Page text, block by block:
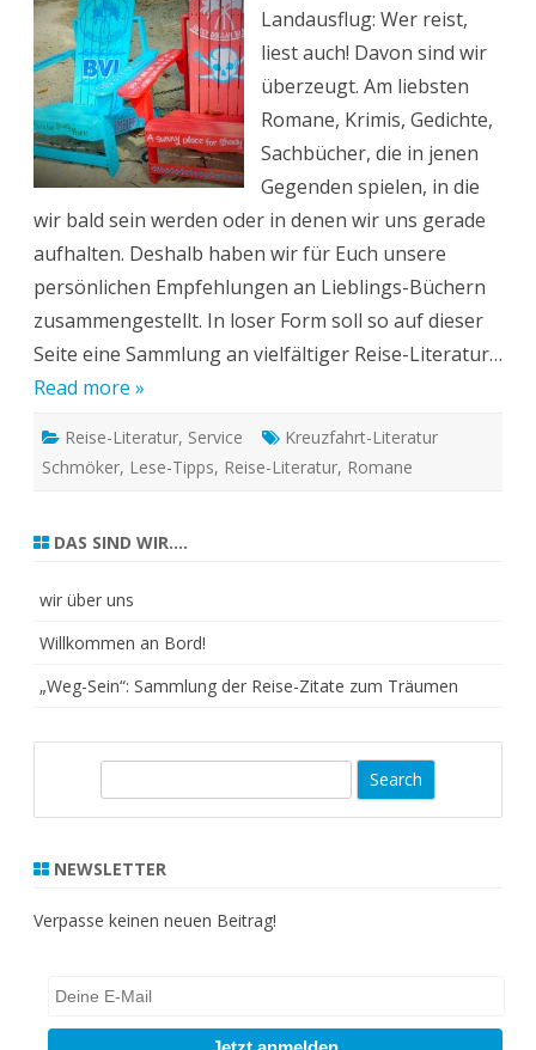
passend
zum
Reise-
Land
Landausflug: Wer reist,
liest auch! Davon sind wir
überzeugt. Am liebsten
Romane, Krimis, Gedichte,
Sachbücher, die in jenen
Gegenden spielen, in die
wir bald sein werden oder in denen wir uns gerade
aufhalten. Deshalb haben wir für Euch unsere
persönlichen Empfehlungen an Lieblings-Büchern
zusammengestellt. In loser Form soll so auf dieser
Seite eine Sammlung an vielfältiger Reise-Literatur…
Read more »
Reise-Literatur, Service
Kreuzfahrt-Literatur
Schmöker, Lese-Tipps, Reise-Literatur, Romane
DAS SIND WIR….
wir über uns
Willkommen an Bord!
„Weg-Sein“: Sammlung der Reise-Zitate zum Träumen
r
h
NEWSLETTER
Verpasse keinen neuen Beitrag!